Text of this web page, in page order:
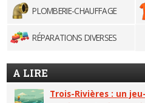
PLOMBERIE-CHAUFFAGE
RÉPARATIONS DIVERSES
A LIRE
Trois-Rivières : un